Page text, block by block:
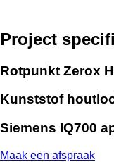
Project
Rotpunkt Zerox
Kunststof
Siemens IQ700
Maak een afspraak